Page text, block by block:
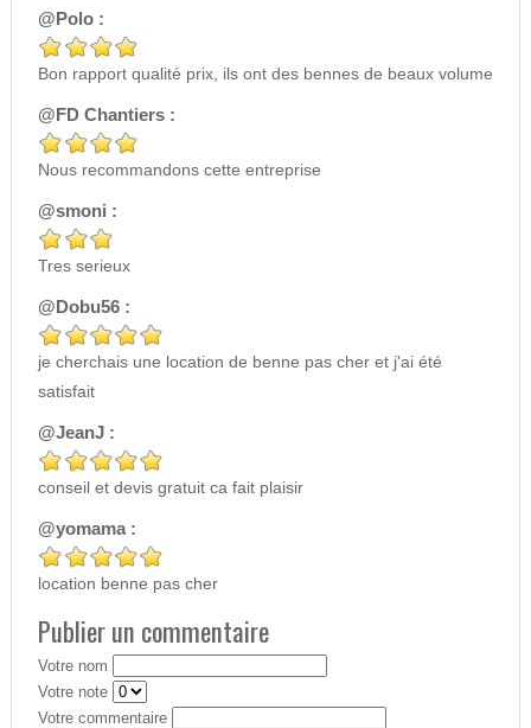
@Polo :
Bon rapport qualité prix, ils ont des bennes de beaux volume
@FD Chantiers :
Nous recommandons cette entreprise
@smoni :
Tres serieux
@Dobu56 :
je cherchais une location de benne pas cher et j'ai été
satisfait
@JeanJ :
conseil et devis gratuit ca fait plaisir
@yomama :
location benne pas cher
Publier un commentaire
Votre nom
Votre note
Votre commentaire